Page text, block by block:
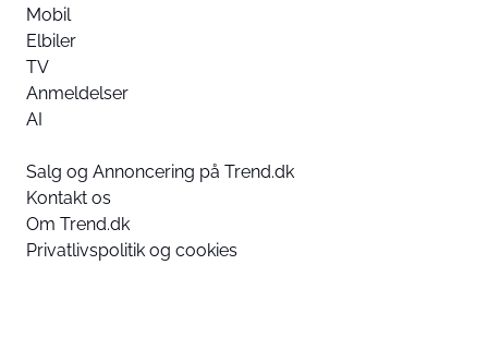
Mobil
Elbiler
TV
Anmeldelser
AI
Salg og Annoncering på Trend.dk
Kontakt os
Om Trend.dk
Privatlivspolitik og cookies